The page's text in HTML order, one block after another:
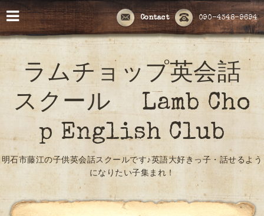
090-4348-9694
Contact
ラムチョップ英会話
スクール Lamb Cho
p English Club
明石市藤江の子供英会話スクールです♪英語大好きっ子・話せるよう
になりたい子集まれ！